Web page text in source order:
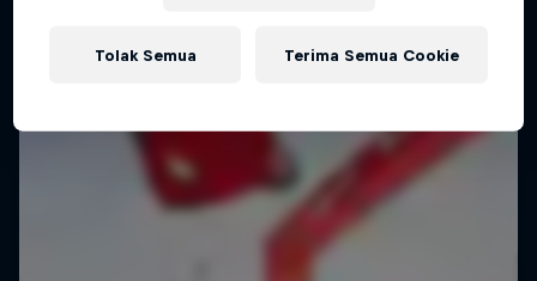
Tolak Semua Terima Semua Cookie